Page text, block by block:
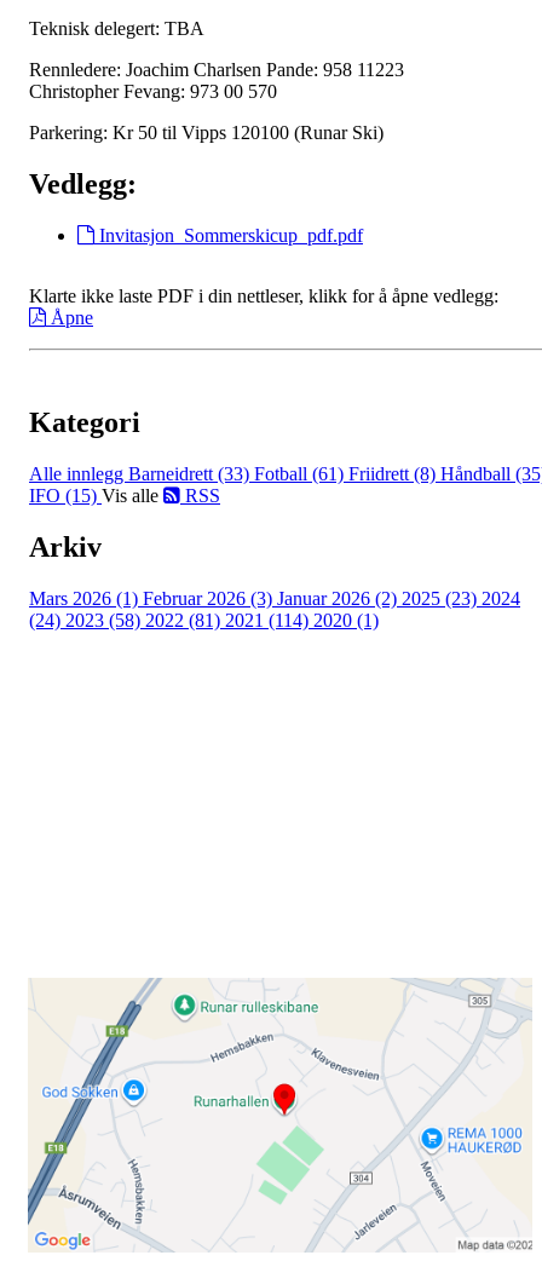
Teknisk delegert: TBA
Rennledere: Joachim Charlsen Pande: 958 11223
Christopher Fevang: 973 00 570
Parkering: Kr 50 til Vipps 120100 (Runar Ski)
Vedlegg:
Invitasjon_Sommerskicup_pdf.pdf
Klarte ikke laste PDF i din nettleser, klikk for å åpne vedlegg:
Åpne
Kategori
Alle innlegg Barneidrett (33) Fotball (61) Friidrett (8) Håndball
IFO (15) Vis alle RSS
Arkiv
Mars 2026 (1) Februar 2026 (3) Januar 2026 (2) 2025 (23) 2024
(24) 2023 (58) 2022 (81) 2021 (114) 2020 (1)